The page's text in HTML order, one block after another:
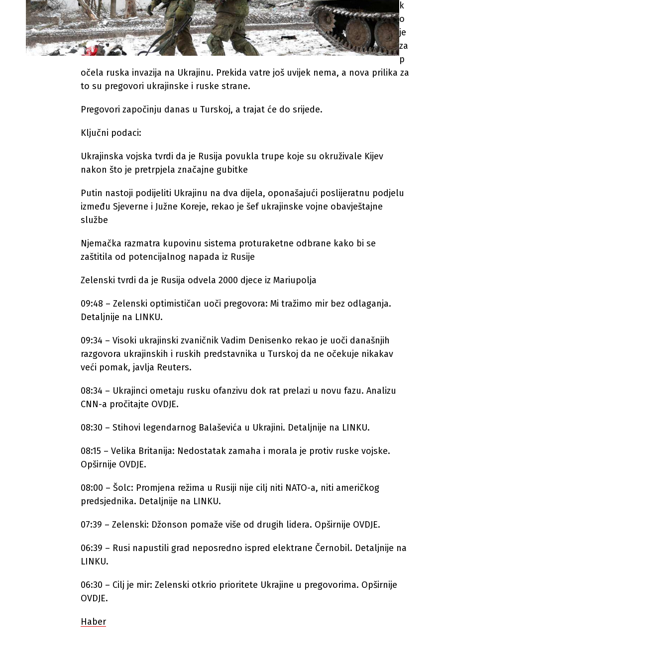
k
o
je
za
p
očela ruska invazija na Ukrajinu. Prekida vatre još uvijek nema, a nova prilika za
to su pregovori ukrajinske i ruske strane.
Pregovori započinju danas u Turskoj, a trajat će do srijede.
Ključni podaci:
Ukrajinska vojska tvrdi da je Rusija povukla trupe koje su okruživale Kijev
nakon što je pretrpjela značajne gubitke
Putin nastoji podijeliti Ukrajinu na dva dijela, oponašajući poslijeratnu podjelu
između Sjeverne i Južne Koreje, rekao je šef ukrajinske vojne obavještajne
službe
Njemačka razmatra kupovinu sistema proturaketne odbrane kako bi se
zaštitila od potencijalnog napada iz Rusije
Zelenski tvrdi da je Rusija odvela 2000 djece iz Mariupolja
09:48 – Zelenski optimističan uoči pregovora: Mi tražimo mir bez odlaganja.
Detaljnije na LINKU.
09:34 – Visoki ukrajinski zvaničnik Vadim Denisenko rekao je uoči današnjih
razgovora ukrajinskih i ruskih predstavnika u Turskoj da ne očekuje nikakav
veći pomak, javlja Reuters.
08:34 – Ukrajinci ometaju rusku ofanzivu dok rat prelazi u novu fazu. Analizu
CNN-a pročitajte OVDJE.
08:30 – Stihovi legendarnog Balaševića u Ukrajini. Detaljnije na LINKU.
08:15 – Velika Britanija: Nedostatak zamaha i morala je protiv ruske vojske.
Opširnije OVDJE.
08:00 – Šolc: Promjena režima u Rusiji nije cilj niti NATO-a, niti američkog
predsjednika. Detaljnije na LINKU.
07:39 – Zelenski: Džonson pomaže više od drugih lidera. Opširnije OVDJE.
06:39 – Rusi napustili grad neposredno ispred elektrane Černobil. Detaljnije na
LINKU.
06:30 – Cilj je mir: Zelenski otkrio prioritete Ukrajine u pregovorima. Opširnije
OVDJE.
Haber